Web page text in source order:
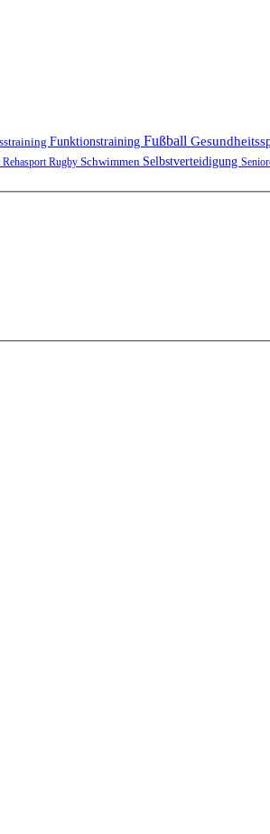
Funktionstraining Fußball
RehasportRugby Schwimmen Selbstverteidigung